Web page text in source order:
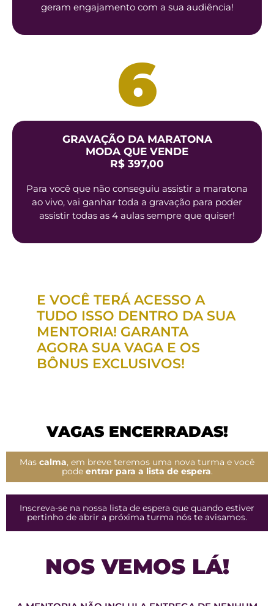
geram engajamento com a sua audiência!
6
GRAVAÇÃO DA MARATONA
MODA QUE VENDE
R$ 397,00
Para você que não conseguiu assistir a maratona
ao vivo, vai ganhar toda a gravação para poder
assistir todas as 4 aulas sempre que quiser!
E VOCÊ TERÁ ACESSO A
TUDO ISSO DENTRO DA SUA
MENTORIA! GARANTA
AGORA SUA VAGA E OS
BÔNUS EXCLUSIVOS!
VAGAS ENCERRADAS!
Mas calma, em breve teremos uma nova turma e você
pode entrar para a lista de espera.
Inscreva-se na nossa lista de espera que quando estiver
pertinho de abrir a próxima turma nós te avisamos.
NOS VEMOS LÁ!